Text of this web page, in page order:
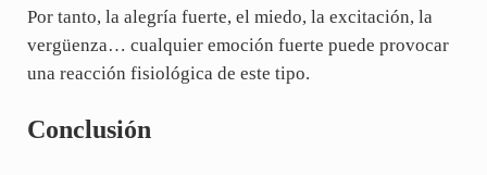
Por tanto, la alegría fuerte, el miedo, la excitación, la
vergüenza… cualquier emoción fuerte puede provocar
una reacción fisiológica de este tipo.
Conclusión